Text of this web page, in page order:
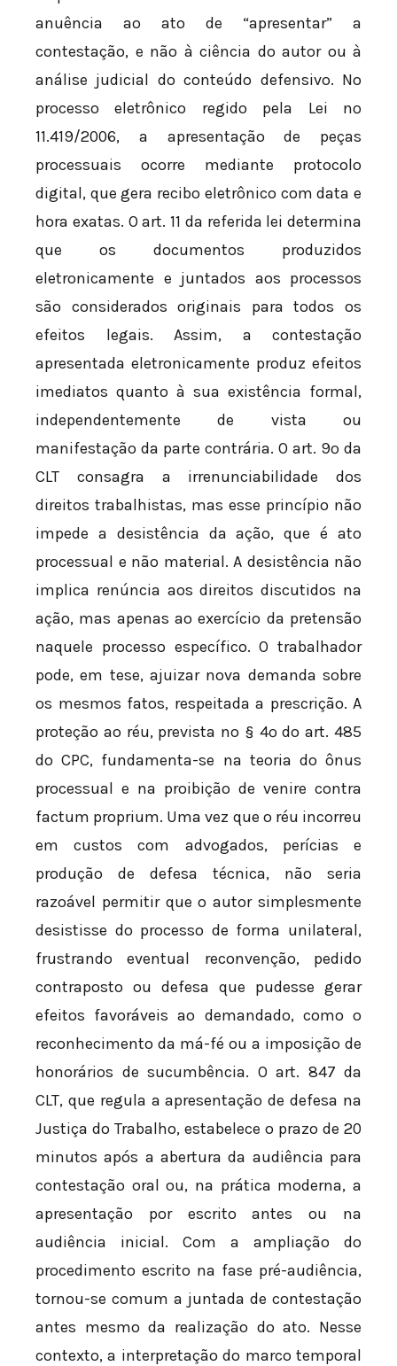
anuência ao ato de “apresentar” a
contestação, e não à ciência do autor ou à
análise judicial do conteúdo defensivo. No
processo eletrônico regido pela Lei nº
11.419/2006, a apresentação de peças
processuais ocorre mediante protocolo
digital, que gera recibo eletrônico com data e
hora exatas. O art. 11 da referida lei determina
que os documentos produzidos
eletronicamente e juntados aos processos
são considerados originais para todos os
efeitos legais. Assim, a contestação
apresentada eletronicamente produz efeitos
imediatos quanto à sua existência formal,
independentemente de vista ou
manifestação da parte contrária. O art. 9º da
CLT consagra a irrenunciabilidade dos
direitos trabalhistas, mas esse princípio não
impede a desistência da ação, que é ato
processual e não material. A desistência não
implica renúncia aos direitos discutidos na
ação, mas apenas ao exercício da pretensão
naquele processo específico. O trabalhador
pode, em tese, ajuizar nova demanda sobre
os mesmos fatos, respeitada a prescrição. A
proteção ao réu, prevista no § 4º do art. 485
do CPC, fundamenta-se na teoria do ônus
processual e na proibição de venire contra
factum proprium. Uma vez que o réu incorreu
em custos com advogados, perícias e
produção de defesa técnica, não seria
razoável permitir que o autor simplesmente
desistisse do processo de forma unilateral,
frustrando eventual reconvenção, pedido
contraposto ou defesa que pudesse gerar
efeitos favoráveis ao demandado, como o
reconhecimento da má-fé ou a imposição de
honorários de sucumbência. O art. 847 da
CLT, que regula a apresentação de defesa na
Justiça do Trabalho, estabelece o prazo de 20
minutos após a abertura da audiência para
contestação oral ou, na prática moderna, a
apresentação por escrito antes ou na
audiência inicial. Com a ampliação do
procedimento escrito na fase pré-audiência,
tornou-se comum a juntada de contestação
antes mesmo da realização do ato. Nesse
contexto, a interpretação do marco temporal